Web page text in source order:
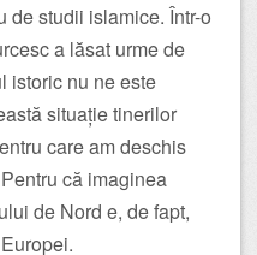
de studii islamice. Într-o
a lăsat urme de
istoric nu ne este
situație tinerilor
care am deschis
că imaginea
de Nord e, de fapt,